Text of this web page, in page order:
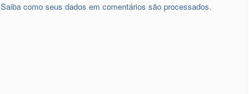
Saiba como seus dados em comentários são processados.